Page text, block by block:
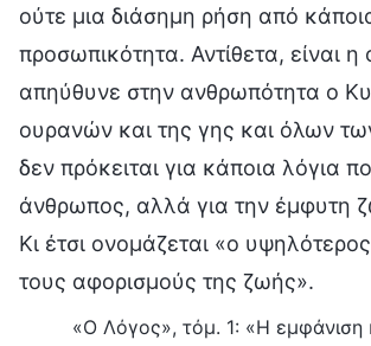
ούτε μια διάσημη ρήση από
προσωπικότητα. Αντίθετα, είναι η
απηύθυνε στην ανθρωπότητα ο
ουρανών και της γης και όλων
δεν πρόκειται για κάποια λόγια
άνθρωπος, αλλά για την έμφυτη
Κι έτσι ονομάζεται «ο
τους αφορισμούς της ζωής».
«Ο Λόγος», τόμ. 1: «Η εμφάνιση